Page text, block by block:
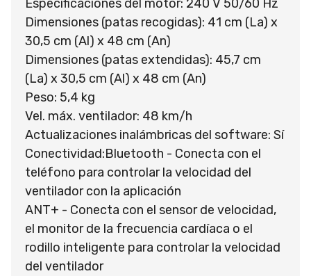
Especificaciones del motor: 240 V 50/60 Hz
Dimensiones (patas recogidas): 41 cm (La) x
30,5 cm (Al) x 48 cm (An)
Dimensiones (patas extendidas): 45,7 cm
(La) x 30,5 cm (Al) x 48 cm (An)
Peso: 5,4 kg
Vel. máx. ventilador: 48 km/h
Actualizaciones inalámbricas del software: Sí
Conectividad:Bluetooth - Conecta con el
teléfono para controlar la velocidad del
ventilador con la aplicación
ANT+ - Conecta con el sensor de velocidad,
el monitor de la frecuencia cardíaca o el
rodillo inteligente para controlar la velocidad
del ventilador